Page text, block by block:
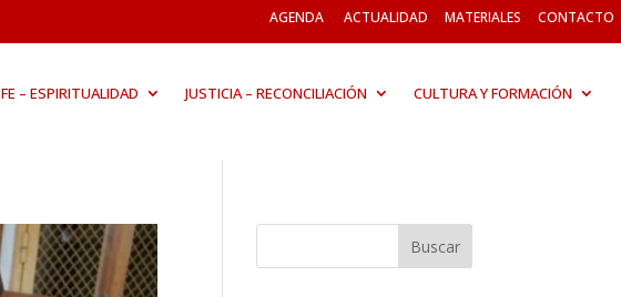
AGENDA ACTUALIDAD MATERIALES CONTACTO
FE – ESPIRITUALIDAD JUSTICIA – RECONCILIACIÓN CULTURA Y FORMACIÓN
Buscar